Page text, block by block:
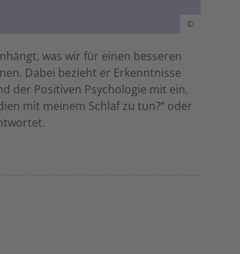
©
was wir für einen besseren
Dabei bezieht er Erkenntnisse
der Positiven Psychologie mit ein.
mit meinem Schlaf zu tun?“ oder